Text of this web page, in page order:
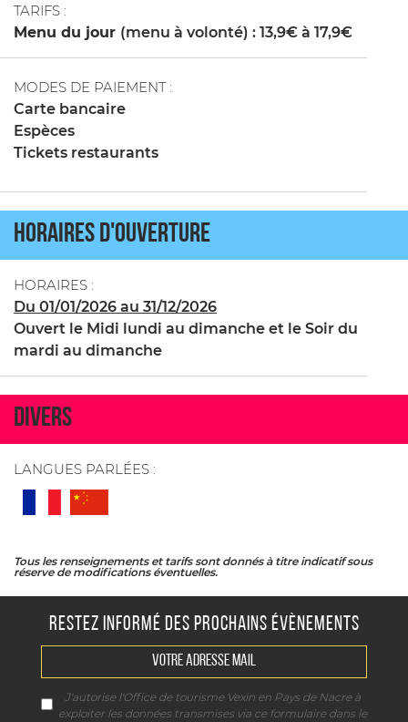
TARIFS :
Menu du jour (menu à volonté) : 13,9€ à 17,9€
MODES DE PAIEMENT :
Carte bancaire
Espèces
Tickets restaurants
HORAIRES :
Du 01/01/2026 au 31/12/2026
Ouvert le Midi lundi au dimanche et le Soir du
mardi au dimanche
HORAIRES D'OUVERTURE
LANGUES PARLÉES :
DIVERS
Tous les renseignements et tarifs sont donnés à titre indicatif sous
réserve de modifications éventuelles.
RESTEZ INFORMÉ DES PROCHAINS ÉVÈNEMENTS
J'autorise l'Office de tourisme Vexin en Pays de Nacre à
exploiter les données transmises via ce formulaire dans le